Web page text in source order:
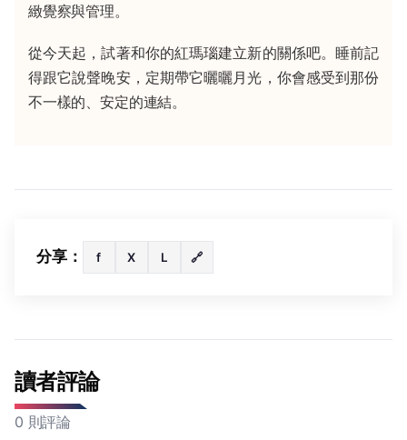
緻覺察與管理。
從今天起，試著和你的紅瑪瑙建立新的關係吧。睡前記
得跟它說聲晚安，定期帶它曬曬月光，你會感受到那份
不一樣的、安定的連結。
分享： f X L 🔗
讀者評論
0 則評論